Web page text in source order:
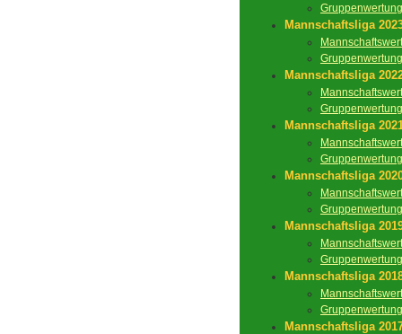
Gruppenwertung
Mannschaftsliga
Gruppenwertung
Mannschaftsliga
Gruppenwertung
Mannschaftsliga
Gruppenwertung
Mannschaftsliga
Gruppenwertung
Mannschaftsliga
Gruppenwertung
Mannschaftsliga
Gruppenwertung
Mannschaftsliga